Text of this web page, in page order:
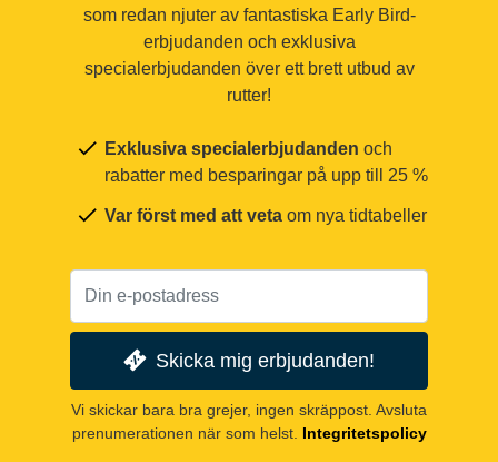
som redan njuter av fantastiska Early Bird-
erbjudanden och exklusiva
specialerbjudanden över ett brett utbud av
rutter!
Exklusiva specialerbjudanden och
rabatter med besparingar på upp till 25 %
Var först med att veta om nya tidtabeller
Skicka mig erbjudanden!
Vi skickar bara bra grejer, ingen skräppost. Avsluta
prenumerationen när som helst. Integritetspolicy